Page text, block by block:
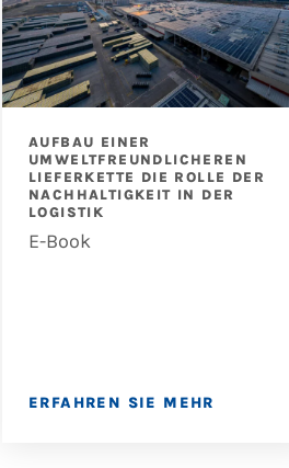
AUFBAU EINER
UMWELTFREUNDLICHEREN
LIEFERKETTE DIE ROLLE DER
NACHHALTIGKEIT IN DER
LOGISTIK
E-Book
ERFAHREN SIE MEHR